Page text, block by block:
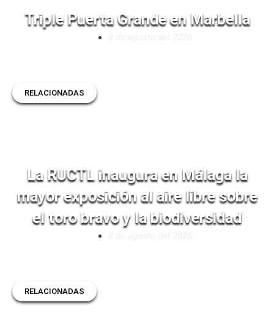
Triple Puerta Grande en Marbella
RELACIONADAS
La RUCTL inaugura en Málaga la
mayor exposición al aire libre sobre
el toro bravo y la biodiversidad
RELACIONADAS